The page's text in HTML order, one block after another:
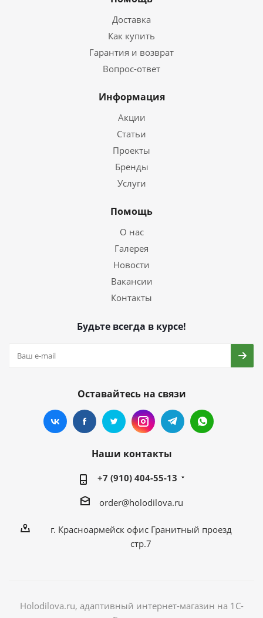
Доставка
Как купить
Гарантия и возврат
Вопрос-ответ
Информация
Акции
Статьи
Проекты
Бренды
Услуги
Помощь
О нас
Галерея
Новости
Вакансии
Контакты
Будьте всегда в курсе!
Оставайтесь на связи
Наши контакты
+7 (910) 404-55-13
order@holodilova.ru
г. Красноармейск офис Гранитный проезд
стр.7
Holodilova.ru, адаптивный интернет-магазин на 1С-